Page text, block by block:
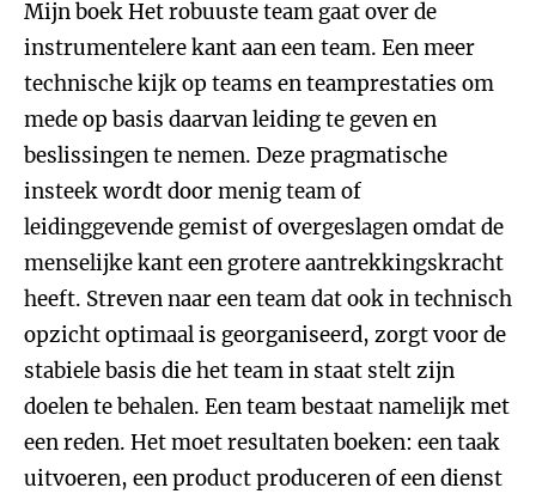
Mijn boek Het robuuste team gaat over de
instrumentelere kant aan een team. Een meer
technische kijk op teams en teamprestaties om
mede op basis daarvan leiding te geven en
beslissingen te nemen. Deze pragmatische
insteek wordt door menig team of
leidinggevende gemist of overgeslagen omdat de
menselijke kant een grotere aantrekkingskracht
heeft. Streven naar een team dat ook in technisch
opzicht optimaal is georganiseerd, zorgt voor de
stabiele basis die het team in staat stelt zijn
doelen te behalen. Een team bestaat namelijk met
een reden. Het moet resultaten boeken: een taak
uitvoeren, een product produceren of een dienst